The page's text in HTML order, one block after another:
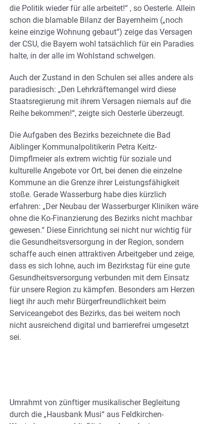
die Politik wieder für alle arbeitet!“ , so Oesterle. Allein
schon die blamable Bilanz der Bayernheim („noch
keine einzige Wohnung gebaut“) zeige das Versagen
der CSU, die Bayern wohl tatsächlich für ein Paradies
halte, in der alle im Wohlstand schwelgen.
Auch der Zustand in den Schulen sei alles andere als
paradiesisch: „Den Lehrkräftemangel wird diese
Staatsregierung mit ihrem Versagen niemals auf die
Reihe bekommen!“, zeigte sich Oesterle überzeugt.
Die Aufgaben des Bezirks bezeichnete die Bad
Aiblinger Kommunalpolitikerin Petra Keitz-
Dimpflmeier als extrem wichtig für soziale und
kulturelle Angebote vor Ort, bei denen die einzelne
Kommune an die Grenze ihrer Leistungsfähigkeit
stoße. Gerade Wasserburg habe dies kürzlich
erfahren: „Der Neubau der Wasserburger Kliniken wäre
ohne die Ko-Finanzierung des Bezirks nicht machbar
gewesen.“ Diese Einrichtung sei nicht nur wichtig für
die Gesundheitsversorgung in der Region, sondern
schaffe auch einen attraktiven Arbeitgeber und zeige,
dass es sich lohne, auch im Bezirkstag für eine gute
Gesundheitsversorgung verbunden mit dem Einsatz
für unsere Region zu kämpfen. Besonders am Herzen
liegt ihr auch mehr Bürgerfreundlichkeit beim
Serviceangebot des Bezirks, das bei weitem noch
nicht ausreichend digital und barrierefrei umgesetzt
sei.
Umrahmt von zünftiger musikalischer Begleitung
durch die „Hausbank Musi“ aus Feldkirchen-